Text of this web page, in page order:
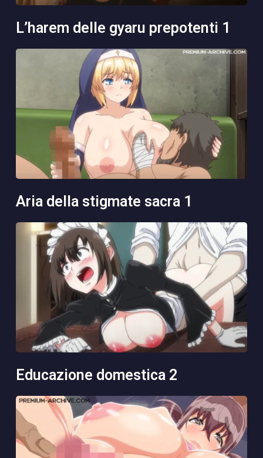
l’harem delle gyaru prepotenti 1
aria della stigmate sacra 1
educazione domestica 2